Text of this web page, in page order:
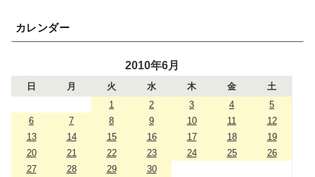
カレンダー
2010年6月
日 月 火 水 木 金
土
1
2 3 4
5
6
7 8 9 10 11
12
13
14 15 16 17 18
19
20
21 22 23 24 25
26
27
28 29 30